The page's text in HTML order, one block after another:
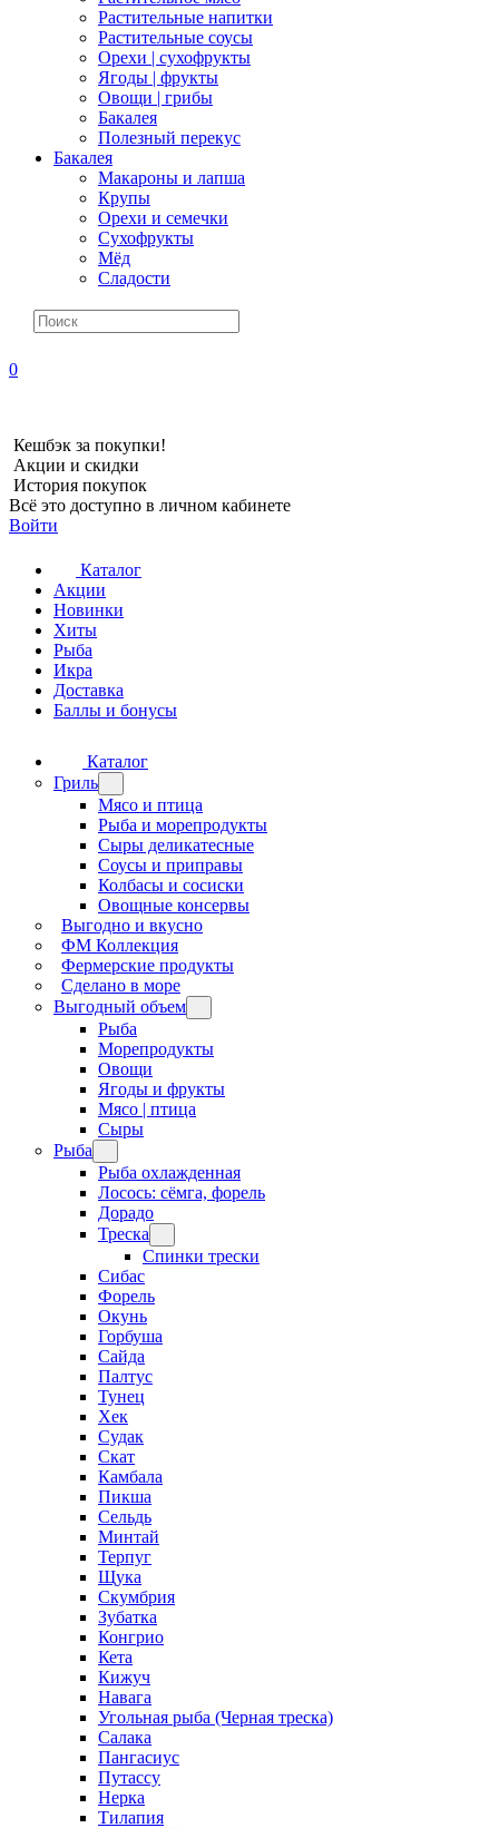
Растительные напитки
Растительные соусы
Орехи | сухофрукты
Ягоды | фрукты
Овощи | грибы
Бакалея
Полезный перекус
Бакалея
Макароны и лапша
Крупы
Орехи и семечки
Сухофрукты
Мёд
Сладости
0
Кешбэк за покупки!
Акции и скидки
История покупок
Всё это доступно в личном кабинете
Войти
Каталог
Акции
Новинки
Хиты
Рыба
Икра
Доставка
Баллы и бонусы
Каталог
Гриль
Мясо и птица
Рыба и морепродукты
Сыры деликатесные
Соусы и приправы
Колбасы и сосиски
Овощные консервы
Выгодно и вкусно
ФМ Коллекция
Фермерские продукты
Сделано в море
Выгодный объем
Рыба
Морепродукты
Овощи
Ягоды и фрукты
Мясо | птица
Сыры
Рыба
Рыба охлажденная
Лосось: сёмга, форель
Дорадо
Треска
Спинки трески
Сибас
Форель
Окунь
Горбуша
Сайда
Палтус
Тунец
Хек
Судак
Скат
Камбала
Пикша
Сельдь
Минтай
Терпуг
Щука
Скумбрия
Зубатка
Конгрио
Кета
Кижуч
Навага
Угольная рыба (Черная треска)
Салака
Пангасиус
Путассу
Нерка
Тилапия